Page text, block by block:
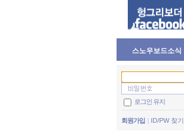
스노우보드소식
로그인 유지
회원가입 ID/PW 찾기